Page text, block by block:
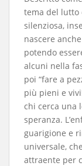
tema del lutto
silenziosa,
nascere
potendo
alcuni nella
poi “fare a
più pieni e
chi cerca una
speranza.
guarigione e
universale,
attraente per